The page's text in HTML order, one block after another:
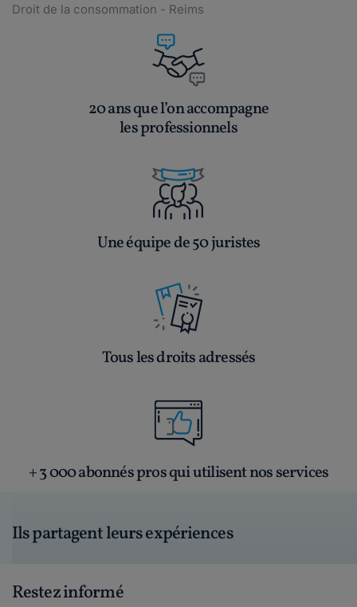
Droit de la consommation - Reims
20 ans que l’on accompagne
les professionnels
Une équipe de 50 juristes
Tous les droits adressés
+ 3 000 abonnés pros qui utilisent nos services
Ils partagent leurs expériences
Restez informé